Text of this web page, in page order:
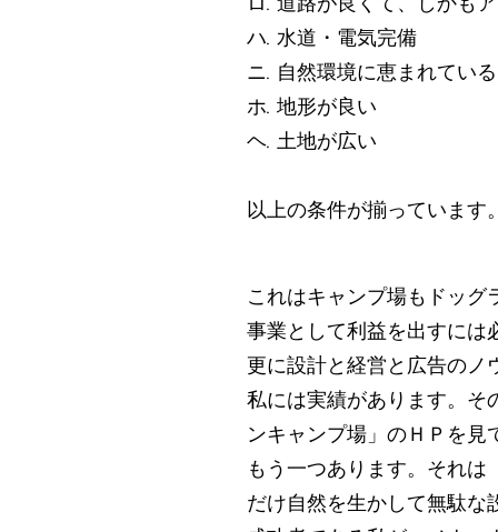
ハ. 水道・電気完備
ニ. 自然環境に恵まれている
ホ. 地形が良い
ヘ. 土地が広い
以上の条件が揃っています
これはキャンプ場もドッグ
事業として利益を出すには
更に設計と経営と広告のノ
私には実績があります。そ
ンキャンプ場」のＨＰを見
もう一つあります。それ
だけ自然を生かして無駄な